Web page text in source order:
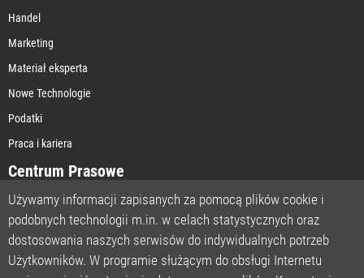
Handel
Marketing
Materiał eksperta
Nowe Technologie
Podatki
Praca i kariera
Centrum Prasowe
STRONA GŁÓWNA
O NAS
Używamy informacji zapisanych za pomocą plików cookie i
podobnych technologii m.in. w celach statystycznych oraz
dostosowania naszych serwisów do indywidualnych potrzeb
Użytkowników. W programie służącym do obsługi Internetu